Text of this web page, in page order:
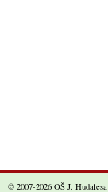
© 2007-2026 OŠ J.